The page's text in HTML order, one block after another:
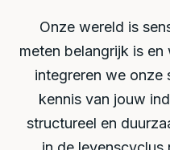
Onze wereld is
meten belangrijk is
integreren we onze
kennis van jouw
structureel en